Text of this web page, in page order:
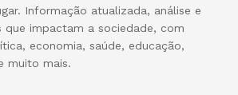
Informação atualizada, análise e
impactam a sociedade, com
economia, saúde, educação,
muito mais.